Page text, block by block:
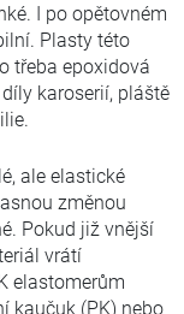
I po opětovném
Plasty této
třeba epoxidová
karoserií, pláště
ale elastické
změnou
Pokud již vnější
vrátí
elastomerům
kaučuk (PK) nebo